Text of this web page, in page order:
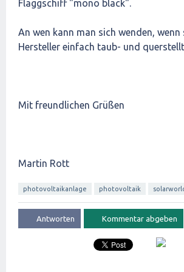
Flaggschiff "mono black".
An wen kann man sich wenden, wenn
Hersteller einfach taub- und
Mit freundlichen Grüßen
Martin Rott
photovoltaikanlage photovoltaik